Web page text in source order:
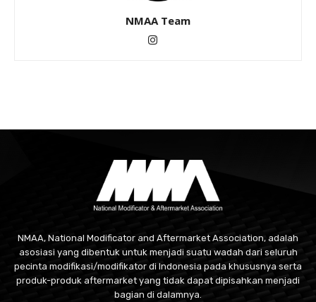
NMAA Team
NMAA, National Modificator and Aftermarket Association, adalah
asosiasi yang dibentuk untuk menjadi suatu wadah dari seluruh
pecinta modifikasi/modifikator di Indonesia pada khususnya serta
produk-produk aftermarket yang tidak dapat dipisahkan menjadi
bagian di dalamnya.